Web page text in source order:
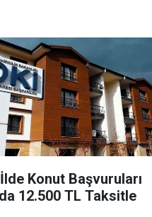
Konut Başvuruları
12.500 TL Taksitle